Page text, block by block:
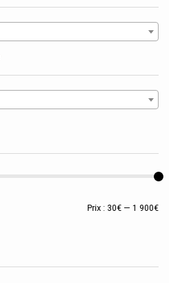
Prix
Prix
Prix : 30€ —1 900€